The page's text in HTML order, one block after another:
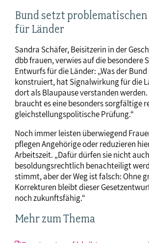
Bund setzt
für Länder
Sandra Schäfer, Beisitzerin in der
dbb frauen, verwies auf die besondere
Entwurfs für die Länder: „Was der
konstruiert, hat Signalwirkung für die
dort als Blaupause verstanden
braucht es eine besonders sorgfältige
gleichstellungspolitische Prüfung.“
Noch immer leisten überwiegend
pflegen Angehörige oder reduzieren
Arbeitszeit. „Dafür dürfen sie nicht
besoldungsrechtlich benachteiligt
stimmt, aber der Weg ist falsch: Ohne
Korrekturen bleibt dieser
noch zukunftsfähig.“
Mehr zum Thema